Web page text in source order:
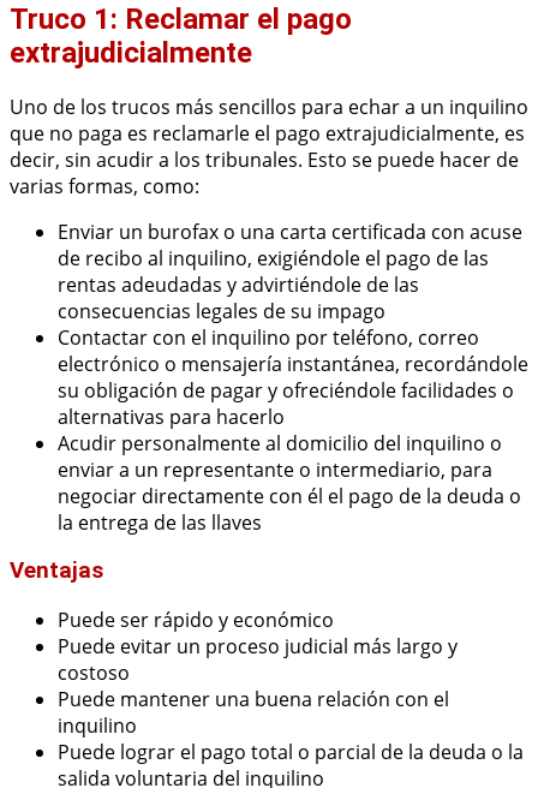
Truco 1: Reclamar el pago
extrajudicialmente
Uno de los trucos más sencillos para echar a un inquilino
que no paga es reclamarle el pago extrajudicialmente, es
decir, sin acudir a los tribunales. Esto se puede hacer de
varias formas, como:
Enviar un burofax o una carta certificada con acuse
de recibo al inquilino, exigiéndole el pago de las
rentas adeudadas y advirtiéndole de las
consecuencias legales de su impago
Contactar con el inquilino por teléfono, correo
electrónico o mensajería instantánea, recordándole
su obligación de pagar y ofreciéndole facilidades o
alternativas para hacerlo
Acudir personalmente al domicilio del inquilino o
enviar a un representante o intermediario, para
negociar directamente con él el pago de la deuda o
la entrega de las llaves
Ventajas
Puede ser rápido y económico
Puede evitar un proceso judicial más largo y
costoso
Puede mantener una buena relación con el
inquilino
Puede lograr el pago total o parcial de la deuda o la
salida voluntaria del inquilino